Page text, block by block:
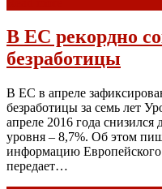
В ЕС рекордно
безработицы
В ЕС в апреле
безработицы за семь лет
апреле 2016 года снизился
уровня – 8,7%. Об этом
информацию Европейского
передает…